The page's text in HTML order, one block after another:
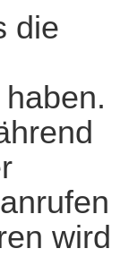
die
wird